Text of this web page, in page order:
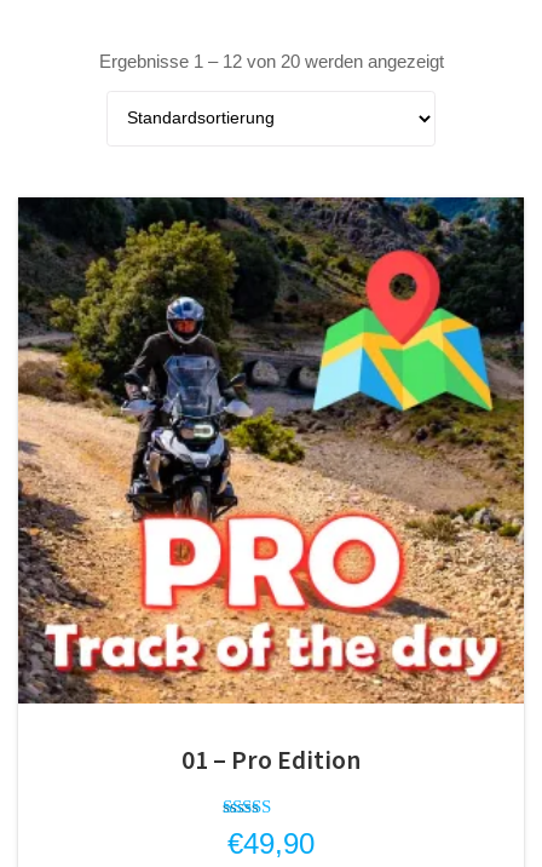
Ergebnisse 1 – 12 von 20 werden angezeigt
01 – Pro Edition
Bewertet
mit
€49,90